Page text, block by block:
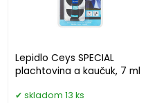
Lepidlo Ceys SPECIAL
plachtovina a kaučuk, 7 ml
skladom 13 ks